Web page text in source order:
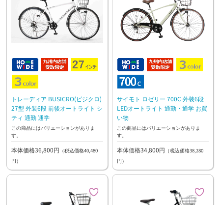
トレーディア BUSICRO(ビジクロ)
27型 外装6段 前後オートライト シ
ティ 通勤 通学
この商品にはバリエーションがありま
す。
本体価格36,800円 （税込価格40,480
円）
サイモト ロゼリー 700C 外装6段
LEDオートライト 通勤・通学 お買
い物
この商品にはバリエーションがありま
す。
本体価格34,800円 （税込価格38,280
円）